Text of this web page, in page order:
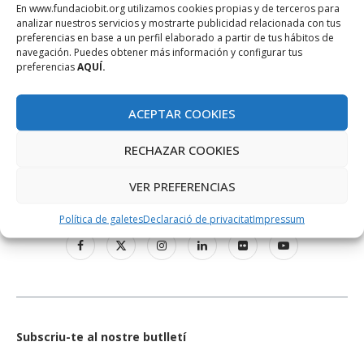
En www.fundaciobit.org utilizamos cookies propias y de terceros para
analizar nuestros servicios y mostrarte publicidad relacionada con tus
preferencias en base a un perfil elaborado a partir de tus hábitos de
navegación. Puedes obtener más información y configurar tus
preferenciasAQUÍ.
ACEPTAR COOKIES
RECHAZAR COOKIES
VER PREFERENCIAS
Política de galetesDeclaració de privacitatImpressum
Subscriu-te al nostre butlletí